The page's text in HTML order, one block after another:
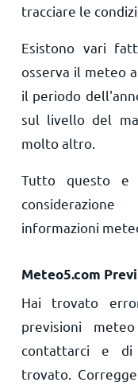
tracciare le
Esistono vari
osserva il meteo
il periodo
sul livello del
molto altro.
Tutto questo
informazioni
Meteo5.com
Hai trovato
previsioni
contattarci e di
trovato.